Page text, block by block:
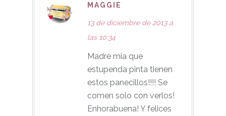
MAGGIE
13 de diciembre de 2013 a
las 10:34
Madre mia que
estupenda pinta tienen
estos panecillos!!!! Se
comen solo con verlos!
Enhorabuena! Y felices